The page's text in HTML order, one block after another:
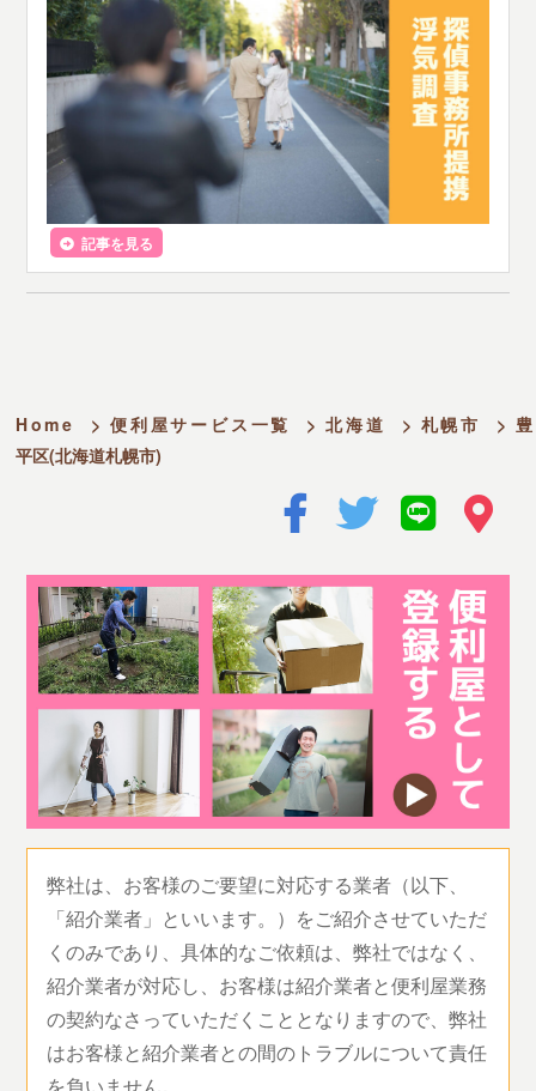
記事を見る
Home > 便利屋サービス一覧 > 北海道 > 札幌市 > 豊
平区(北海道札幌市)
弊社は、お客様のご要望に対応する業者（以下、
「紹介業者」といいます。）をご紹介させていただ
くのみであり、具体的なご依頼は、弊社ではなく、
紹介業者が対応し、お客様は紹介業者と便利屋業務
の契約なさっていただくこととなりますので、弊社
はお客様と紹介業者との間のトラブルについて責任